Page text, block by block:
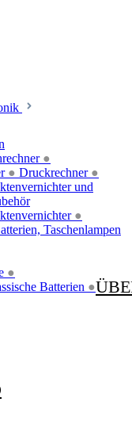
●
● Druckrechner ●
und
●
Taschenlampen
●
Batterien ●